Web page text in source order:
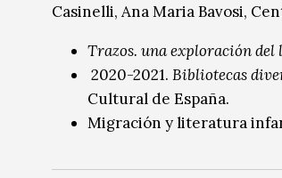
Casinelli, Ana Maria Bavosi,
Trazos. una exploración
2020-2021. Bibliotecas
Cultural de España.
Migración y literatura